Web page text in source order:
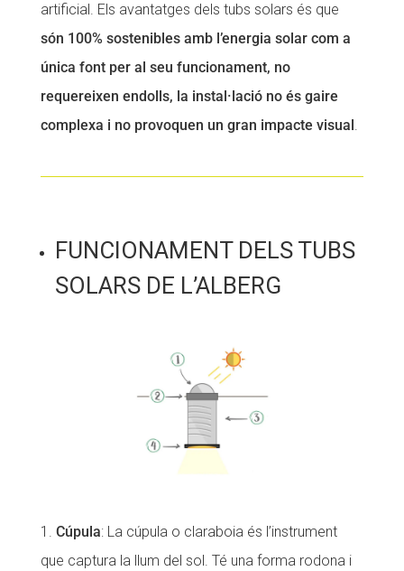
artificial. Els avantatges dels tubs solars és que
són 100% sostenibles amb l’energia solar com a
única font per al seu funcionament, no
requereixen endolls, la instal·lació no és gaire
complexa i no provoquen un gran impacte visual.
FUNCIONAMENT DELS TUBS
SOLARS DE L’ALBERG
Cúpula: La cúpula o claraboia és l’instrument
que captura la llum del sol. Té una forma rodona i
Diari de la Fundació
Fundesplai als mitjans
Xarxes socials
Treballa amb nosaltres
Diari de la Fundació
Fundesplai als mitjans
Xarxes socials
Treballa amb nosaltres